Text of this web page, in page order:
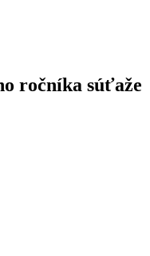
ročníka súťaže